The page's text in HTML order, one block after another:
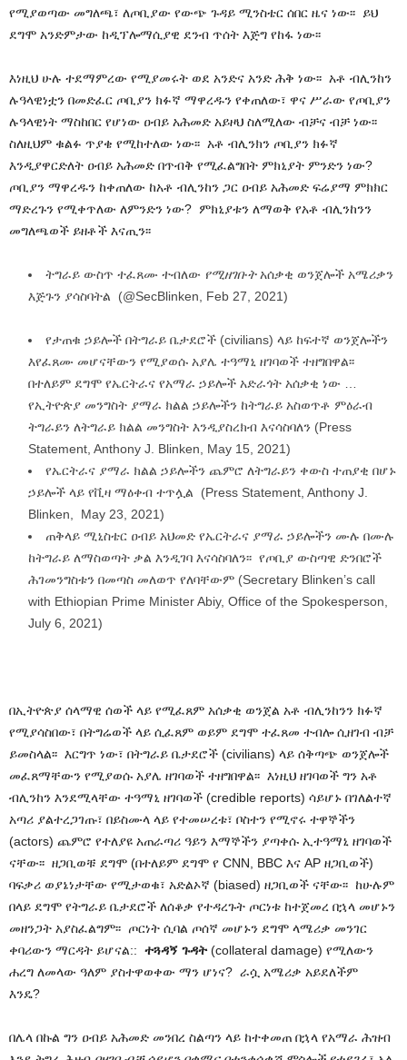
የሚያወጣው መግለጫ፣ ለጦቢያው የውጭ ጉዳይ ሚንስቴር ሰበር ዜና ነው፡፡ ይህ
ደግሞ አንድምታው ከዲፕሎማሲያዊ ደንብ ጥሰት እጅግ የከፋ ነው፡፡
እነዚህ ሁሉ ተደማምረው የሚያመሩት ወደ አንድና አንድ ሕቅ ነው፡፡ አቶ ብሊንከን
ሉዓላዊነቷን በመድፈር ጦቢያን ክፉኛ ማዋረዱን የቀጠለው፣ ዋና ሥራው የጦቢያን
ሉዓላዊነት ማስከበር የሆነው ዐብይ አሕመድ አይዞህ ስለሚለው ብቻና ብቻ ነው፡፡
ስለዚህም ቁልፉ ጥያቄ የሚከተለው ነው፡፡ አቶ ብሊንክን ጦቢያን ክፉኛ
እንዲያዋርድለት ዐብይ አሕመድ በጥብቅ የሚፈልግበት ምክኒያት ምንድን ነው?
ጦቢያን ማዋረዱን ከቀጠለው ከአቶ ብሊንከን ጋር ዐብይ አሕመድ ፍሬያማ ምክክር
ማድረጉን የሚቀጥለው ለምንድን ነው? ምክኒያቱን ለማወቅ የአቶ ብሊንከንን
መግለጫወች ይዘቶች እናጢን፡፡
ትግራይ ውስጥ ተፈጸሙ ተብለው የሚዘገቡትአሰቃቂ ወንጀሎች አሜሪቃን
እጅጉን ያሳስባትል (@SecBlinken, Feb 27, 2021)
የታጠቁ ኃይሎች በትግራይ ቤታደሮች (civilians) ላይ ከፍተኛ ወንጀሎችን
እየፈጸሙ መሆናቸውን የሚያወሱ አያሌ ተዓማኒ ዘገባወች ተዘግበዋል፡፡
በተለይም ደግሞ የኤርትራና የአማራ ኃይሎች አድራጎት አሰቃቂ ነው …
የኢትዮጵያ መንግስት ያማራ ክልል ኃይሎችን ከትግራይ አስወጥቶ ምዕራብ
ትግራይን ለትግራይ ክልል መንግስት እንዲያስረክብ እናሳስባለን (Press
Statement, Anthony J. Blinken, May 15, 2021)
የኤርትራና ያማራ ክልል ኃይሎችን ጨምሮ ለትግራይን ቀውስ ተጠያቂ በሆኑ
ኃይሎች ላይ የቪዛ ማዕቀብ ተጥሏል
(Press Statement, Anthony J.
Blinken, May 23, 2021)
ጠቅላይ ሚኒስቴር ዐብይ አህመድ የኤርትራና ያማራ ኃይሎችን ሙሉ በሙሉ
ከትግራይ ለማስወጣት ቃል እንዲገባ እናሳስባለን፡፡ የጦቢያ ውስጣዊ ድንበሮች
ሕገመንግስቱን በመጣስ መለወጥ የለባቸውም (Secretary Blinken’s call
with Ethiopian Prime Minister Abiy, Office of the Spokesperson,
July 6, 2021)
በኢትዮጵያ ሰላማዊ ሰወች ላይ የሚፈጸም አሰቃቂ ወንጀል አቶ ብሊንከንን ክፉኛ
የሚያሳስበው፣ በትግሬወች ላይ ሲፈጸም ወይም ደግሞ ተፈጸመ ተብሎ ሲዘገብ ብቻ
ይመስላል፡፡ እርግጥ ነው፣ በትግራይ ቤታደሮች (civilians) ላይ ሰቅጣጭ ወንጀሎች
መፈጸማቸውን የሚያወሱ አያሌ ዘገባወች ተዘግበዋል፡፡ እነዚህ ዘገባወች ግን አቶ
ብሊንከን እንደሚላቸው ተዓማኒ ዘገባወች (credible reports) ሳይሆኑ በገለልተኛ
አጣሪ ያልተረጋገጡ፣ በይስሙላ ላይ የተመሠረቱ፣ ቦስተን የሚኖሩ ተዋኞችን
(actors) ጨምሮ የተለያዩ አጠራጣሪ ዓይን እማኞችን ያጣቀሱ ኢተዓማኒ ዘገባወች
ናቸው፡፡ ዘጋቢወቹ ደግሞ (በተለይም ደግሞ የ CNN, BBC እና AP ዘጋቢወች)
ባፍቃሪ ወያኔነታቸው የሚታወቁ፣ አድልኦኛ (biased) ዘጋቢወች ናቸው፡፡ ከሁሉም
በላይ ደግሞ የትግራይ ቤታደሮች ለሰቆቃ የተዳረጉት ጦርነቱ ከተጀመረ በኋላ መሆኑን
መዘንጋት አያስፈልግም፡፡ ጦርነት ሲባል ጦሰኛ መሆኑን ደግሞ ላሜሪቃ መንገር
ቀባሪውን ማርዳት ይሆናል:: ተጓዳኝ ጉዳት(collateral damage) የሚለውን
ሐረግ ለመላው ዓለም ያስተዋወቀው ማን ሆነና? ራሷ አሜሪቃ አይደለችም
እንዴ?
በሌላ በኩል ግን ዐብይ አሕመድ መንበረ ስልጣን ላይ ከተቀመጠ በኋላ የአማራ ሕዝብ